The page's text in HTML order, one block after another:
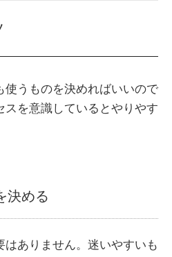
使うものを決めればいいので
スを意識しているとやりやす
決める
ありません。迷いやすいも